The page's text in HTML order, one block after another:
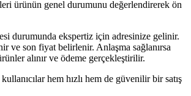
ürünün genel durumunu değerlendirerek ön
durumunda ekspertiz için adresinize gelinir.
ve son fiyat belirlenir. Anlaşma sağlanırsa
alınır ve ödeme gerçekleştirilir.
hem hızlı hem de güvenilir bir satış